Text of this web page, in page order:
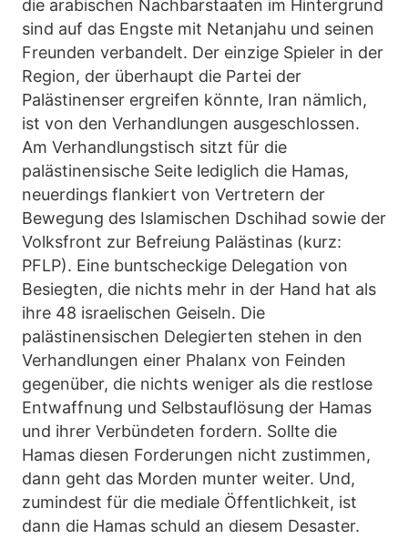
die arabischen Nachbarstaaten im Hintergrund
sind auf das Engste mit Netanjahu und seinen
Freunden verbandelt. Der einzige Spieler in der
Region, der überhaupt die Partei der
Palästinenser ergreifen könnte, Iran nämlich,
ist von den Verhandlungen ausgeschlossen.
Am Verhandlungstisch sitzt für die
palästinensische Seite lediglich die Hamas,
neuerdings flankiert von Vertretern der
Bewegung des Islamischen Dschihad sowie der
Volksfront zur Befreiung Palästinas (kurz:
PFLP). Eine buntscheckige Delegation von
Besiegten, die nichts mehr in der Hand hat als
ihre 48 israelischen Geiseln. Die
palästinensischen Delegierten stehen in den
Verhandlungen einer Phalanx von Feinden
gegenüber, die nichts weniger als die restlose
Entwaffnung und Selbstauflösung der Hamas
und ihrer Verbündeten fordern. Sollte die
Hamas diesen Forderungen nicht zustimmen,
dann geht das Morden munter weiter. Und,
zumindest für die mediale Öffentlichkeit, ist
dann die Hamas schuld an diesem Desaster.